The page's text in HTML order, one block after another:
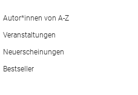
Autor*innen von A-Z
Veranstaltungen
Neuerscheinungen
Bestseller